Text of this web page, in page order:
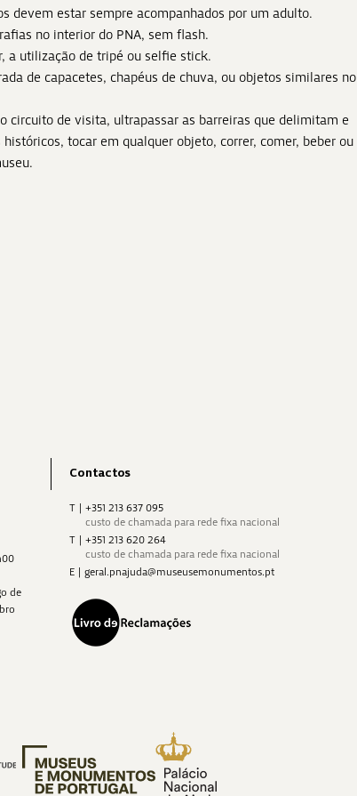
devem estar sempre acompanhados por um adulto.
no interior do PNA, sem flash.
a utilização de tripé ou selfie stick.
de capacetes, chapéus de chuva, ou objetos similares no
circuito de visita, ultrapassar as barreiras que delimitam e
tocar em qualquer objeto, correr, comer, beber ou
de
Contactos
T
+351 213 637 095
custo de chamada para rede fixa nacional
T
+351 213 620 264
custo de chamada para rede fixa nacional
E
geral.pnajuda@museusemonumentos.pt